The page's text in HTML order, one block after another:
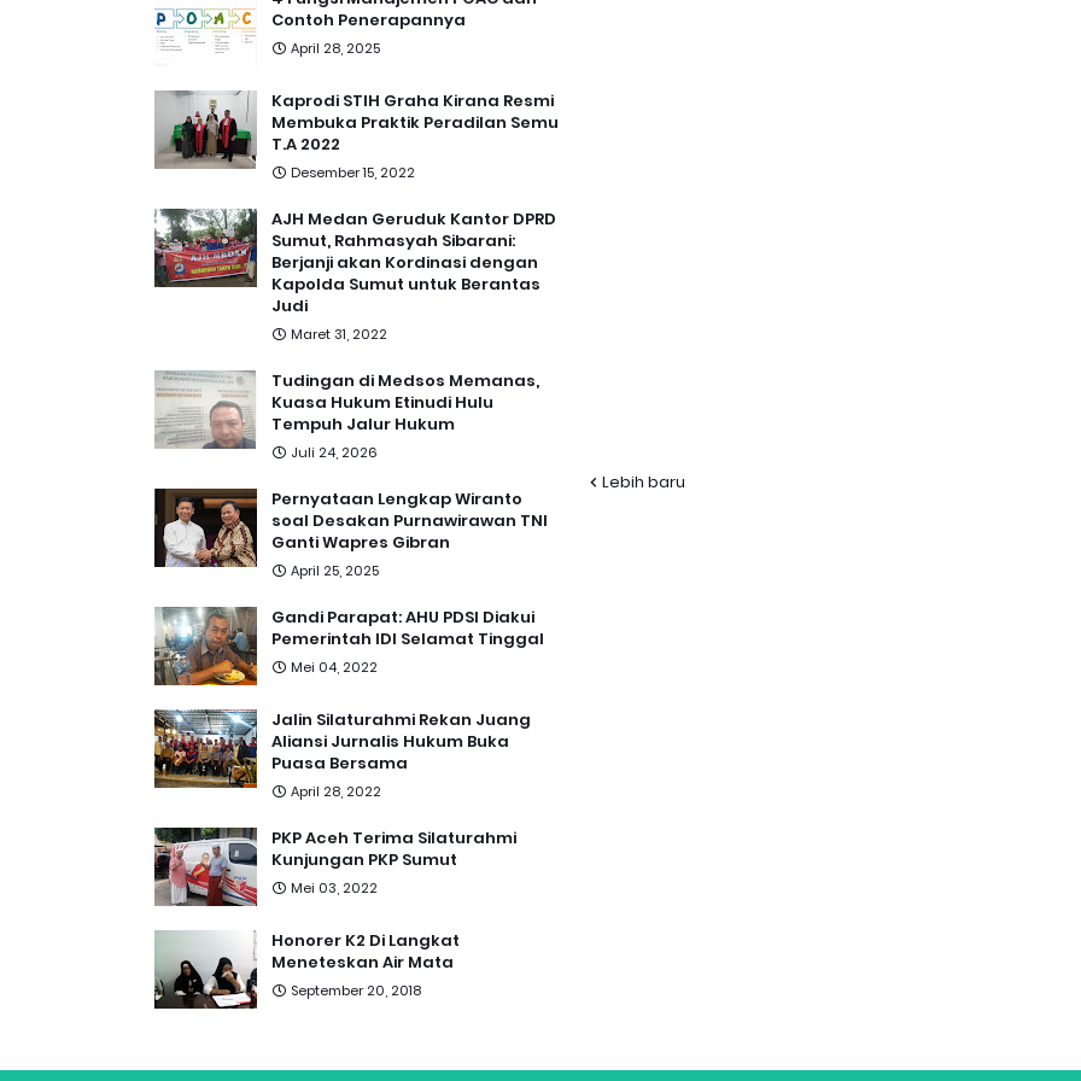
Lebih baru
Contoh Penerapannya
April 28, 2025
Kaprodi STIH Graha Kirana Resmi
Membuka Praktik Peradilan Semu
T.A 2022
Desember 15, 2022
AJH Medan Geruduk Kantor DPRD
Sumut, Rahmasyah Sibarani:
Berjanji akan Kordinasi dengan
Kapolda Sumut untuk Berantas
Judi
Maret 31, 2022
Tudingan di Medsos Memanas,
Kuasa Hukum Etinudi Hulu
Tempuh Jalur Hukum
Juli 24, 2026
Pernyataan Lengkap Wiranto
soal Desakan Purnawirawan TNI
Ganti Wapres Gibran
April 25, 2025
Gandi Parapat: AHU PDSI Diakui
Pemerintah IDI Selamat Tinggal
Mei 04, 2022
Jalin Silaturahmi Rekan Juang
Aliansi Jurnalis Hukum Buka
Puasa Bersama
April 28, 2022
PKP Aceh Terima Silaturahmi
Kunjungan PKP Sumut
Mei 03, 2022
Honorer K2 Di Langkat
Meneteskan Air Mata
September 20, 2018